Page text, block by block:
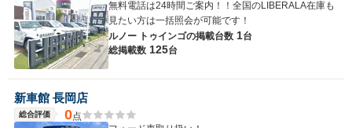
無料電話は24時間ご案内！！全国のLIBERALA在庫も
見たい方は一括照会が可能です！
ルノー トゥインゴの掲載台数 1台
総掲載数 125台
新車館 長岡店
総合評価 0点